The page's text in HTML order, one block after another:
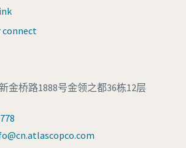
connect
金桥路1888号金领之都36栋12层